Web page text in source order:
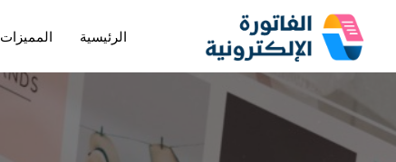
تخطى
إلى
الرئيسية المميزات